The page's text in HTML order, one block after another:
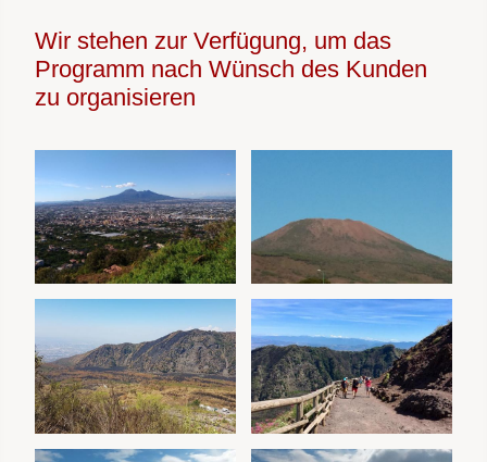
Wir stehen zur Verfügung, um das
Programm nach Wünsch des Kunden
zu organisieren